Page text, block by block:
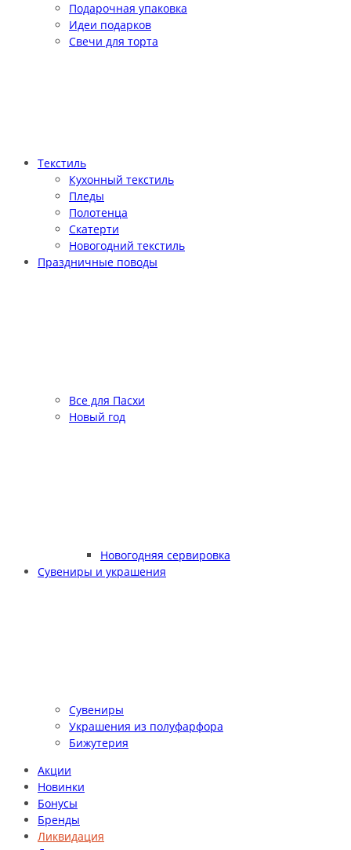
Подарочная упаковка
Идеи подарков
Свечи для торта
Текстиль
Кухонный текстиль
Пледы
Полотенца
Скатерти
Новогодний текстиль
Праздничные поводы
Все для Пасхи
Новый год
Новогодняя сервировка
Сувениры и украшения
Сувениры
Украшения из полуфарфора
Бижутерия
Акции
Новинки
Бонусы
Бренды
Ликвидация